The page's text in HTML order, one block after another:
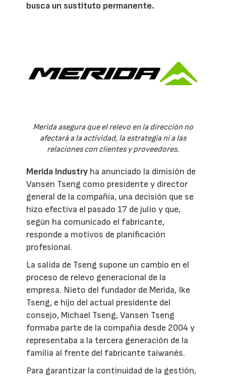
busca un sustituto permanente.
Merida asegura que el relevo en la dirección no
afectará a la actividad, la estrategia ni a las
relaciones con clientes y proveedores.
Merida Industry ha anunciado la dimisión de
Vansen Tseng como presidente y director
general de la compañía, una decisión que se
hizo efectiva el pasado 17 de julio y que,
según ha comunicado el fabricante,
responde a motivos de planificación
profesional.
La salida de Tseng supone un cambio en el
proceso de relevo generacional de la
empresa. Nieto del fundador de Merida, Ike
Tseng, e hijo del actual presidente del
consejo, Michael Tseng, Vansen Tseng
formaba parte de la compañía desde 2004 y
representaba a la tercera generación de la
familia al frente del fabricante taiwanés.
Para garantizar la continuidad de la gestión,